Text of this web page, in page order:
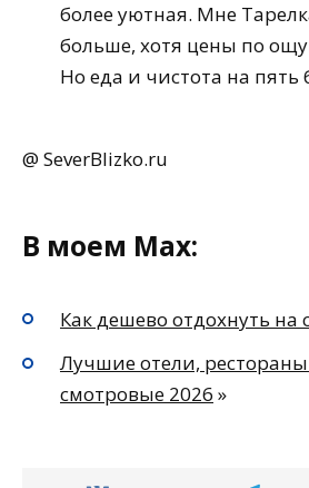
более уютная. Мне
больше, хотя цены по
Но еда и чистота на пять
@ SeverBlizko.ru
В моем Max:
Как дешево отдохнуть на
Лучшие отели,
смотровые 2026 »